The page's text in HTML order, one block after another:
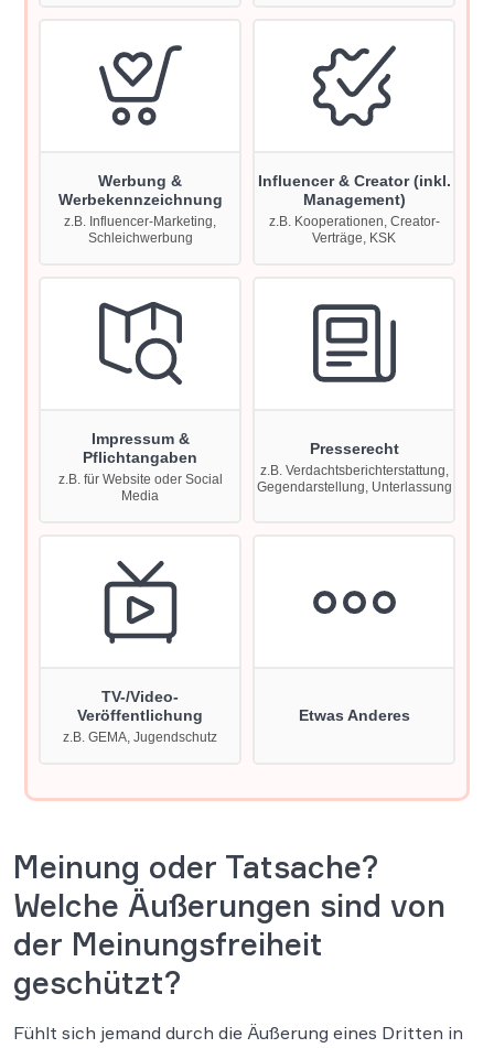
Meinung oder Tatsache?
Welche Äußerungen sind von
der Meinungsfreiheit
geschützt?
Fühlt sich jemand durch die Äußerung eines Dritten in